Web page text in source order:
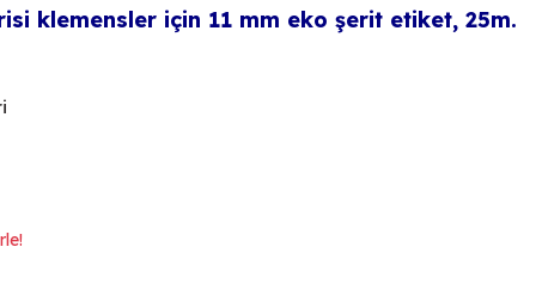
klemensler için 11 mm eko şerit etiket, 25m.